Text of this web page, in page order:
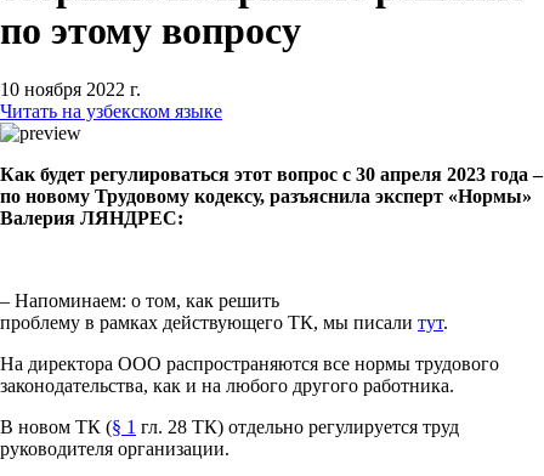
по этому вопросу
10 ноября 2022 г.
Читать на узбекском языке
Как будет регулироваться этот вопрос с 30 апреля 2023 года –
по новому Трудовому кодексу, разъяснила эксперт «Нормы»
Валерия ЛЯНДРЕС:
– Напоминаем: о том, как решить
проблему в рамках действующего ТК, мы писали тут.
На директора ООО распространяются все нормы трудового
законодательства, как и на любого другого работника.
В новом ТК (§ 1 гл. 28 ТК) отдельно регулируется труд
руководителя организации.